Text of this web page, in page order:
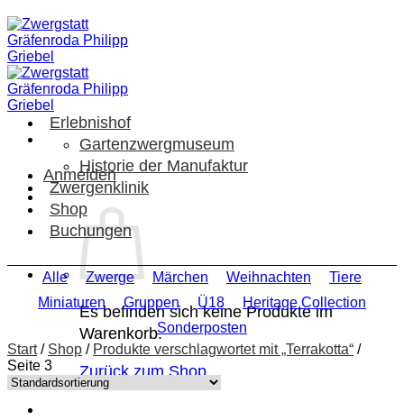
Zum
Inhalt
springen
Anmelden
Es befinden sich keine Produkte im
Warenkorb.
Zurück zum Shop
Erlebnishof
Gartenzwergmuseum
Historie der Manufaktur
Zwergenklinik
Shop
Buchungen
Alle Zwerge Märchen Weihnachten
Tiere
Miniaturen
Gruppen Ü18
Heritage Collection
Sonderposten
Start / Shop / Produkte verschlagwortet mit „Terrakotta“ /
Seite 3